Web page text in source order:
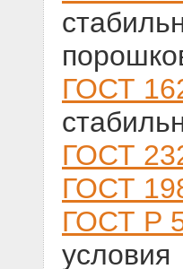
ГОСТ
ГОСТ
ГОСТ
ГОСТ Р
условия